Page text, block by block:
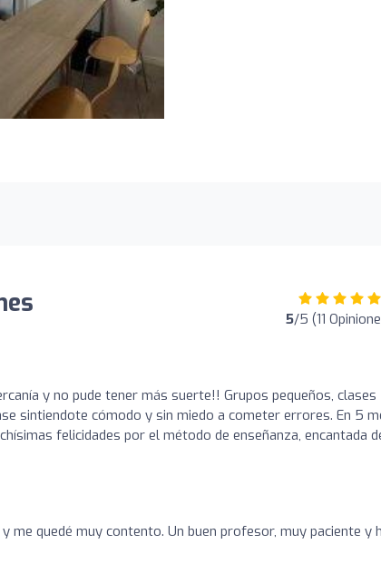
5/5 (11
y no pude tener más suerte!! Grupos pequeños, clases
sintiendote cómodo y sin miedo a cometer errores. En 5
felicidades por el método de enseñanza, encantada
me quedé muy contento. Un buen profesor, muy paciente y